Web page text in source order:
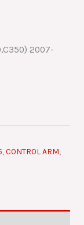
2007-
,CONTROL ARM,